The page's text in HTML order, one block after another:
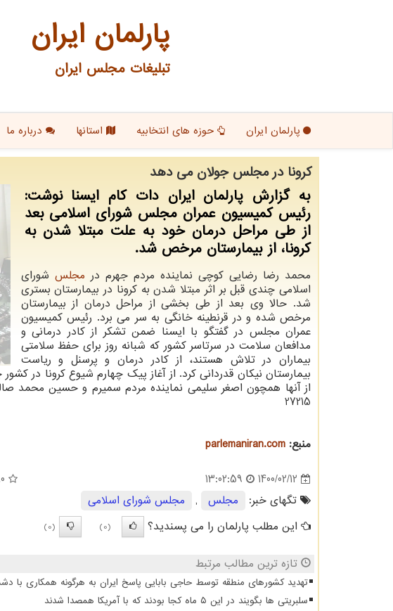
پارلمان ایران
تبلیغات مجلس ایران
پارلمان ایران حوزه های انتخابیه استانها درباره ما
كرونا در مجلس جولان می دهد
به گزارش پارلمان ایران دات کام ایسنا نوشت:
رئیس کمیسیون عمران مجلس شورای اسلامی بعد
از طی مراحل درمان خود به علت مبتلا شدن به
کرونا، از بیمارستان مرخص شد.
محمد رضا رضایی کوچی نماینده مردم جهرم در مجلس شورای
اسلامی چندی قبل بر اثر مبتلا شدن به کرونا در بیمارستان بستری
شد. حالا وی بعد از طی بخشی از مراحل درمان از بیمارستان
مرخص شده و در قرنطینه خانگی به سر می برد. رئیس کمیسیون
عمران مجلس در گفتگو با ایسنا ضمن تشکر از کادر درمانی و
مدافعان سلامت در سرتاسر کشور که شبانه روز برای حفظ سلامتی
بیماران در تلاش هستند، از کادر درمان و پرسنل و ریاست
بیمارستان نیکان قدردانی کرد. از آغاز پیک چهارم شیوع کرونا در
از آنها همچون اصغر سلیمی نماینده مردم سمیرم و حسین محمد
27215
منبع: parlemaniran.com
1400/02/12
13:02:59
تگهای خبر:
مجلس ,
مجلس شورای اسلامی
این مطلب پارلمان را می پسندید؟
(0)
(0)
تازه ترین مطالب مرتبط
تهدید کشورهای منطقه توسط حاجی بابایی پاسخ ایران به هرگونه همکاری با
سلبریتی ها بگویند در این ۵ ماه کجا بودند که با آمریکا همصدا شدند